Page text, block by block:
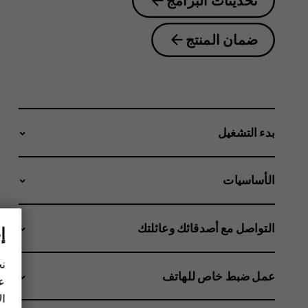
ضمان المنتج
بدء التشغيل
الأساسيات
التواصل مع أصدقائك وعائلتك
عمل ضبط خاص للهاتف